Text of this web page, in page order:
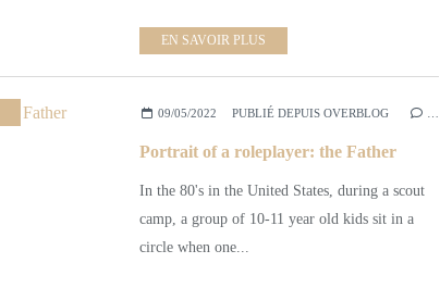
EN SAVOIR PLUS
09/05/2022 PUBLIÉ DEPUIS OVERBLOG
Portrait of a roleplayer: the Father
In the 80's in the United States, during a scout
camp, a group of 10-11 year old kids sit in a
circle when one...